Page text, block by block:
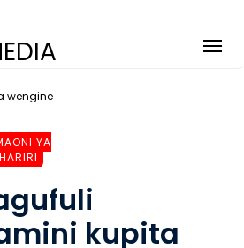
wengine
YA
kupita